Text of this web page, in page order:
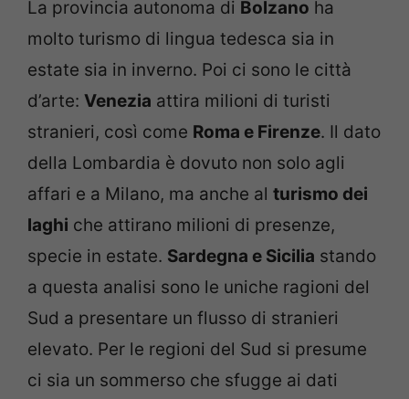
La provincia autonoma di Bolzano ha
molto turismo di lingua tedesca sia in
estate sia in inverno. Poi ci sono le città
d’arte: Venezia attira milioni di turisti
stranieri, così come Roma e Firenze. Il dato
della Lombardia è dovuto non solo agli
affari e a Milano, ma anche al turismo dei
laghi che attirano milioni di presenze,
specie in estate. Sardegna e Sicilia stando
a questa analisi sono le uniche ragioni del
Sud a presentare un flusso di stranieri
elevato. Per le regioni del Sud si presume
ci sia un sommerso che sfugge ai dati